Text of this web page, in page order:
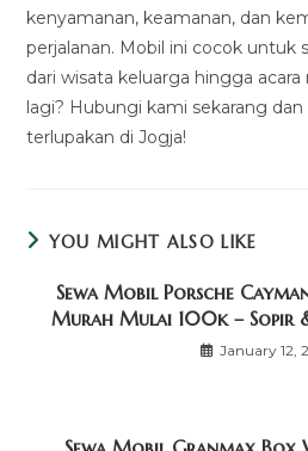
kenyamanan, keamanan, dan
perjalanan. Mobil ini cocok untuk
dari wisata keluarga hingga
lagi? Hubungi kami sekarang
terlupakan di Jogja!
YOU MIGHT ALSO LIKE
Sewa Mobil Porsche
Murah Mulai 100k – Sopir
January 12,